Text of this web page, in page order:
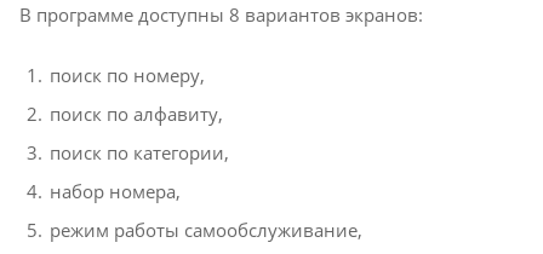
В программе доступны 8 вариантов экранов:
поиск по номеру,
поиск по алфавиту,
поиск по категории,
набор номера,
режим работы самообслуживание,